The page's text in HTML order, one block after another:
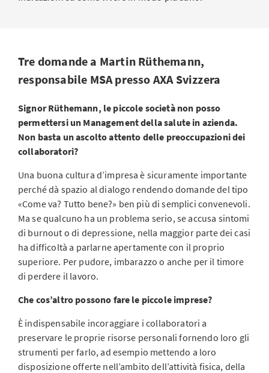
Tre domande a Martin Rüthemann,
responsabile MSA presso AXA Svizzera
Signor Rüthemann, le piccole società non posso
permettersi un Management della salute in azienda.
Non basta un ascolto attento delle preoccupazioni dei
collaboratori?
Una buona cultura d’impresa è sicuramente importante
perché dà spazio al dialogo rendendo domande del tipo
«Come va? Tutto bene?» ben più di semplici convenevoli.
Ma se qualcuno ha un problema serio, se accusa sintomi
di burnout o di depressione, nella maggior parte dei casi
ha difficoltà a parlarne apertamente con il proprio
superiore. Per pudore, imbarazzo o anche per il timore
di perdere il lavoro.
Che cos’altro possono fare le piccole imprese?
È indispensabile incoraggiare i collaboratori a
preservare le proprie risorse personali fornendo loro gli
strumenti per farlo, ad esempio mettendo a loro
disposizione offerte nell’ambito dell’attività fisica, della